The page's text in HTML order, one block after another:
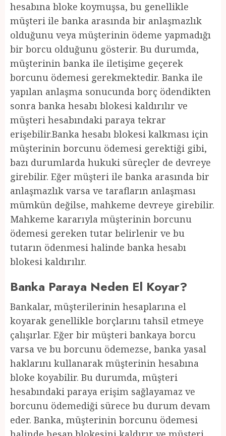
hesabına bloke koymuşsa, bu genellikle
müşteri ile banka arasında bir anlaşmazlık
olduğunu veya müşterinin ödeme yapmadığı
bir borcu olduğunu gösterir. Bu durumda,
müşterinin banka ile iletişime geçerek
borcunu ödemesi gerekmektedir. Banka ile
yapılan anlaşma sonucunda borç ödendikten
sonra banka hesabı blokesi kaldırılır ve
müşteri hesabındaki paraya tekrar
erişebilir.Banka hesabı blokesi kalkması için
müşterinin borcunu ödemesi gerektiği gibi,
bazı durumlarda hukuki süreçler de devreye
girebilir. Eğer müşteri ile banka arasında bir
anlaşmazlık varsa ve tarafların anlaşması
mümkün değilse, mahkeme devreye girebilir.
Mahkeme kararıyla müşterinin borcunu
ödemesi gereken tutar belirlenir ve bu
tutarın ödenmesi halinde banka hesabı
blokesi kaldırılır.
Banka Paraya Neden El Koyar?
Bankalar, müşterilerinin hesaplarına el
koyarak genellikle borçlarını tahsil etmeye
çalışırlar. Eğer bir müşteri bankaya borcu
varsa ve bu borcunu ödemezse, banka yasal
haklarını kullanarak müşterinin hesabına
bloke koyabilir. Bu durumda, müşteri
hesabındaki paraya erişim sağlayamaz ve
borcunu ödemediği sürece bu durum devam
eder. Banka, müşterinin borcunu ödemesi